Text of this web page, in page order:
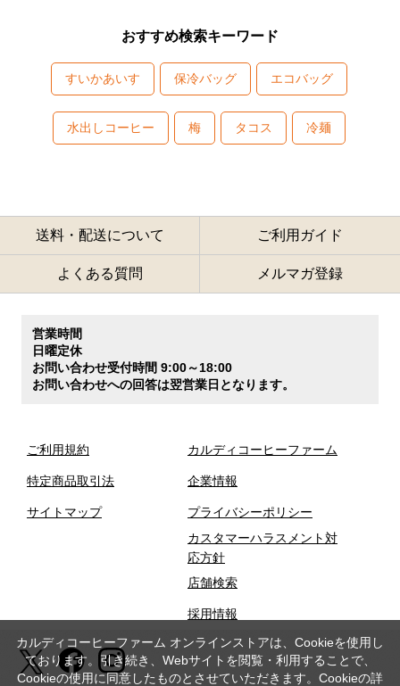
おすすめ検索キーワード
すいかあいす 保冷バッグ エコバッグ
水出しコーヒー 梅 タコス 冷麺
送料・配送について ご利用ガイド
よくある質問 メルマガ登録
営業時間
日曜定休
お問い合わせ受付時間 9:00～18:00
お問い合わせへの回答は翌営業日となります。
ご利用規約
特定商品取引法
サイトマップ
カルディコーヒーファーム
企業情報
プライバシーポリシー
カスタマーハラスメント対
応方針
店舗検索
採用情報
カルディコーヒーファーム オンラインストアは、Cookieを使用し
ております。引き続き、Webサイトを閲覧・利用することで、
Cookieの使用に同意したものとさせていただきます。Cookieの詳